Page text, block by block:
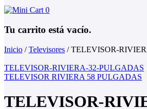
0
Tu carrito está vacío.
Inicio / Televisores /TELEVISOR-
TELEVISOR-RIVIERA-32-PULGADAS
TELEVISOR RIVIERA 58 PULGADAS
TELEVISOR-